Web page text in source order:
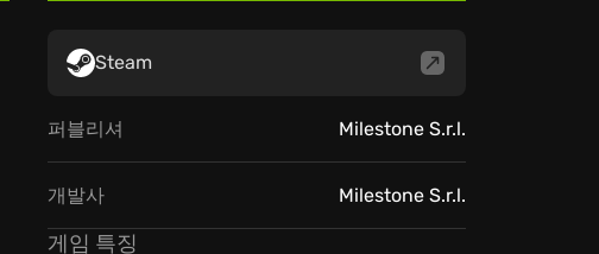
Steam
퍼블리셔 Milestone S.r.l.
개발사 Milestone S.r.l.
게임 특징